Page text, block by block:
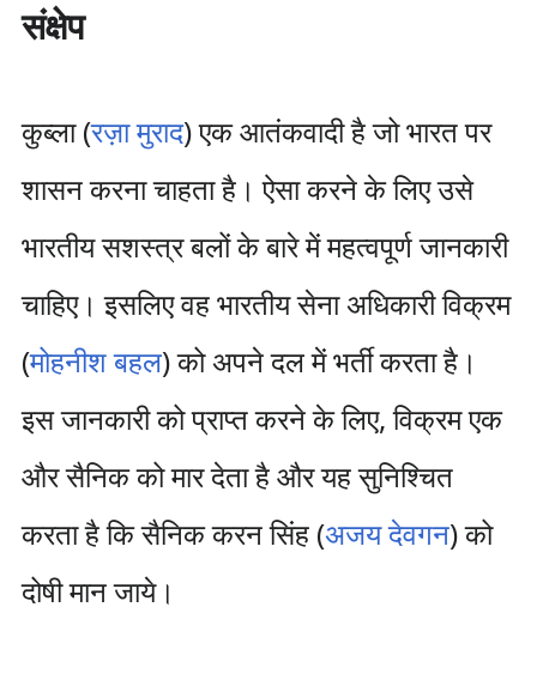
संक्षेप
कुब्ला (रज़ा मुराद) एक आतंकवादी है जो भारत पर
शासन करना चाहता है। ऐसा करने के लिए उसे
भारतीय सशस्त्र बलों के बारे में महत्वपूर्ण जानकारी
चाहिए। इसलिए वह भारतीय सेना अधिकारी विक्रम
(मोहनीश बहल) को अपने दल में भर्ती करता है।
इस जानकारी को प्राप्त करने के लिए, विक्रम एक
और सैनिक को मार देता है और यह सुनिश्चित
करता है कि सैनिक करन सिंह (अजय देवगन) को
दोषी मान जाये।